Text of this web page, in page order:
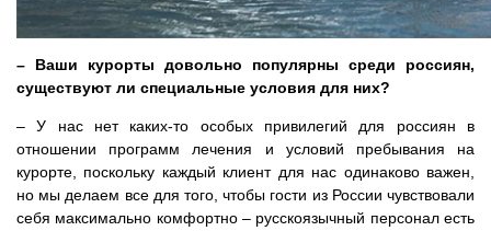
– Ваши курорты довольно популярны среди россиян,
существуют ли специальные условия для них?
– У нас нет каких-то особых привилегий для россиян в
отношении программ лечения и условий пребывания на
курорте, поскольку каждый клиент для нас одинаково важен,
но мы делаем все для того, чтобы гости из России чувствовали
себя максимально комфортно – русскоязычный персонал есть